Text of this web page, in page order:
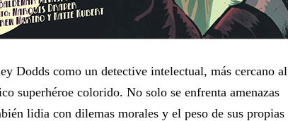
Dodds como un detective intelectual, más cercano al
superhéroe colorido. No solo se enfrenta amenazas
lidia con dilemas morales y el peso de sus propias